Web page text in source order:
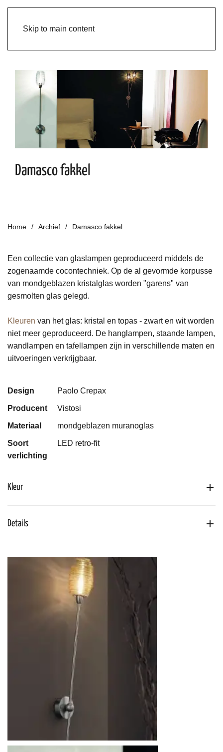
Skip to main content
Damasco fakkel
Home Archief Damasco fakkel
Een collectie van glaslampen geproduceerd middels de
zogenaamde cocontechniek. Op de al gevormde korpusse
van mondgeblazen kristalglas worden "garens" van
gesmolten glas gelegd.
Kleuren van het glas: kristal en topas - zwart en wit worden
niet meer geproduceerd. De hanglampen, staande lampen,
wandlampen en tafellampen zijn in verschillende maten en
uitvoeringen verkrijgbaar.
Design Paolo Crepax
Producent Vistosi
Materiaal mondgeblazen muranoglas
Soort
verlichting
LED retro-fit
Kleur
Details